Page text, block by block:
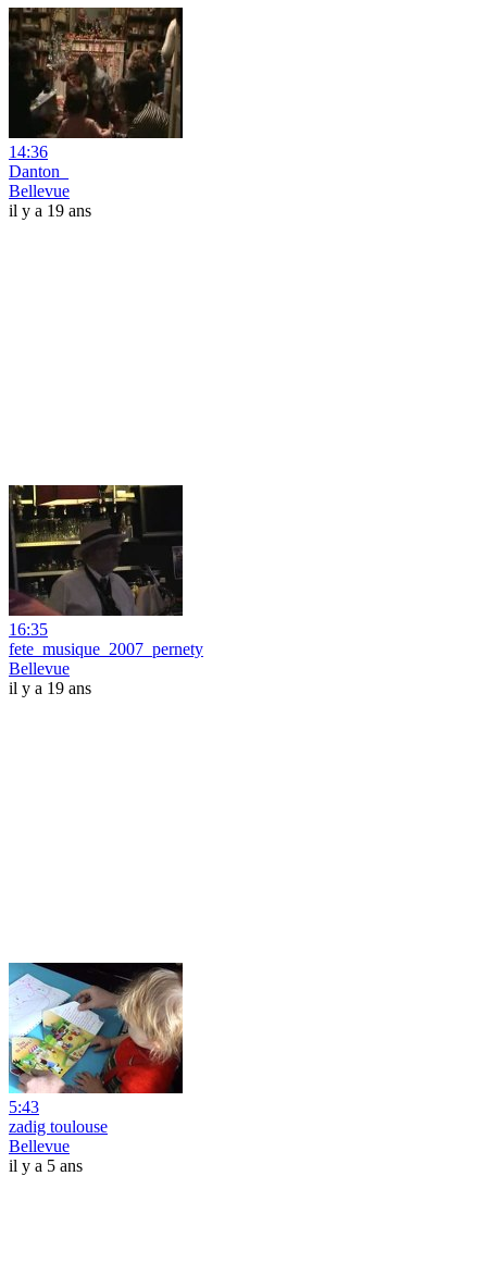
14:36
Danton_
Bellevue
il y a 19 ans
16:35
fete_musique_2007_pernety
Bellevue
il y a 19 ans
5:43
zadig toulouse
Bellevue
il y a 5 ans